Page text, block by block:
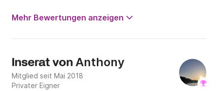
Mehr Bewertungen anzeigen
Inserat von Anthony
Mitglied seit Mai 2018
Privater Eigner